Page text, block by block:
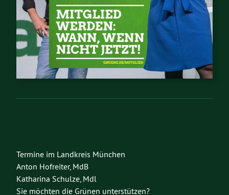
Termine im Landkreis München
Anton Hofreiter, MdB
Katharina Schulze, Mdl
Sie möchten die Grünen unterstützen?